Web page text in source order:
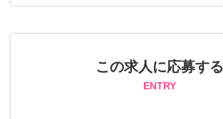
この求人に応募する
ENTRY